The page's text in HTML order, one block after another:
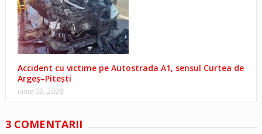
Accident cu victime pe Autostrada A1, sensul Curtea de
Argeș–Pitești
iunie 03, 2026
3 COMENTARII